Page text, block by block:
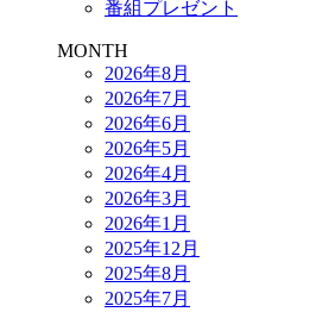
番組プレゼント
MONTH
2026年8月
2026年7月
2026年6月
2026年5月
2026年4月
2026年3月
2026年1月
2025年12月
2025年8月
2025年7月